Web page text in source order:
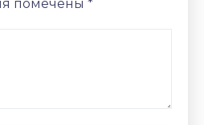
помечены *